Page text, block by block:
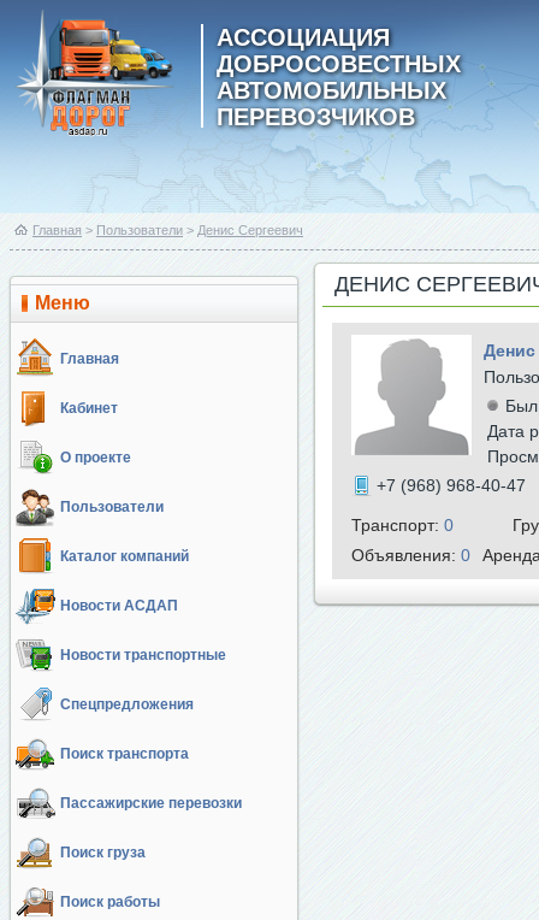
АССОЦИАЦИЯ
ДОБРОСОВЕСТНЫХ
АВТОМОБИЛЬНЫХ
ПЕРЕВОЗЧИКОВ
Главная > Пользователи > Денис Сергеевич
Меню
Главная
Кабинет
О проекте
Пользователи
Каталог компаний
Новости АСДАП
Новости транспортные
Спецпредложения
Поиск транспорта
Пассажирские перевозки
Поиск груза
Поиск работы
ДЕНИС
Денис
Был
Дата
+7 (968) 968-40-47
Транспорт: 0
Объявления: 0